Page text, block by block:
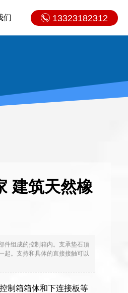
13323182312
们
建筑天然橡
件组成的控制箱内。支承垫石顶
起。支持和具体的直接接触可以
制箱箱体和下连接板等